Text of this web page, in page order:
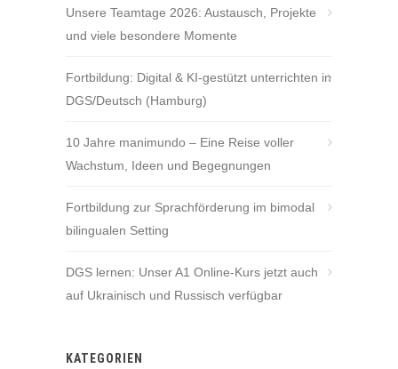
Unsere Teamtage 2026: Austausch, Projekte
und viele besondere Momente
Fortbildung: Digital & KI-gestützt unterrichten in
DGS/Deutsch (Hamburg)
10 Jahre manimundo – Eine Reise voller
Wachstum, Ideen und Begegnungen
Fortbildung zur Sprachförderung im bimodal
bilingualen Setting
DGS lernen: Unser A1 Online-Kurs jetzt auch
auf Ukrainisch und Russisch verfügbar
KATEGORIEN